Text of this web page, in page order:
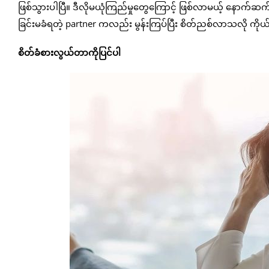
ဖြစ်သွားပါပြီ။ ဒီလိုမယုံကြည်မှုတွေကြောင့် ဖြစ်လာမယ့် န
ခြင်းမခံရတဲ့ partner ကလည်း မွန်းကြပ်ပြီး စိတ်ညစ်လာသလို ကို
စိတ်ခံစားလွယ်တာကိုပြင်ပါ